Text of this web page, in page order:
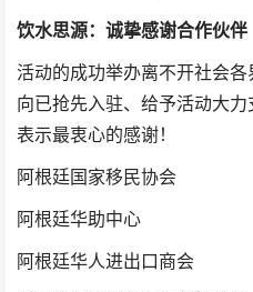
饮水思源：诚挚感谢合作伙伴
活动的成功举办离不开社会
向已抢先入驻、给予活动大
表示最衷心的感谢！
阿根廷国家移民协会
阿根廷华助中心
阿根廷华人进出口商会